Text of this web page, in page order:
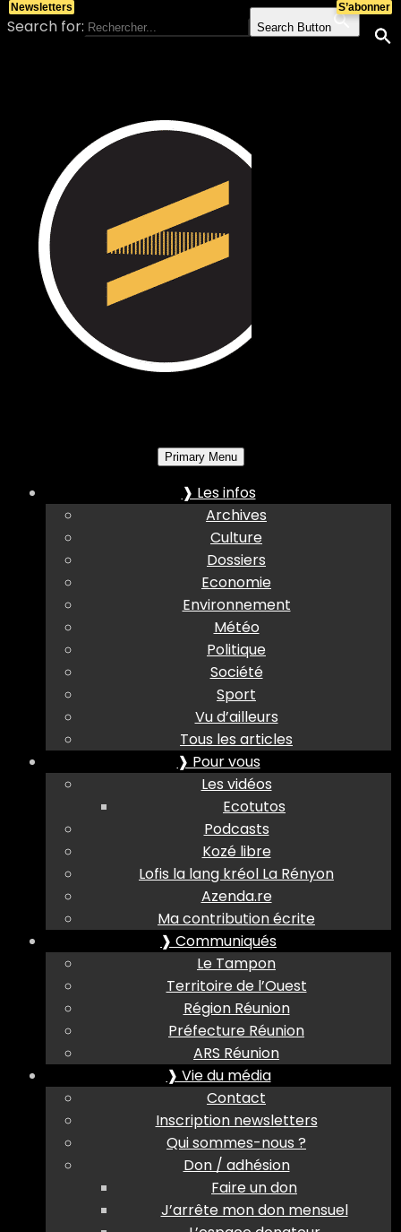
Search for: Search Button
Primary Menu
❱ Les infos
Archives
Culture
Dossiers
Economie
Environnement
Météo
Politique
Société
Sport
Vu d’ailleurs
Tous les articles
❱ Pour vous
Les vidéos
Ecotutos
Podcasts
Kozé libre
Lofis la lang kréol La Rényon
Azenda.re
Ma contribution écrite
❱ Communiqués
Le Tampon
Territoire de l’Ouest
Région Réunion
Préfecture Réunion
ARS Réunion
❱ Vie du média
Contact
Inscription newsletters
Qui sommes-nous ?
Don / adhésion
Faire un don
J’arrête mon don mensuel
S’abonner
Newsletters